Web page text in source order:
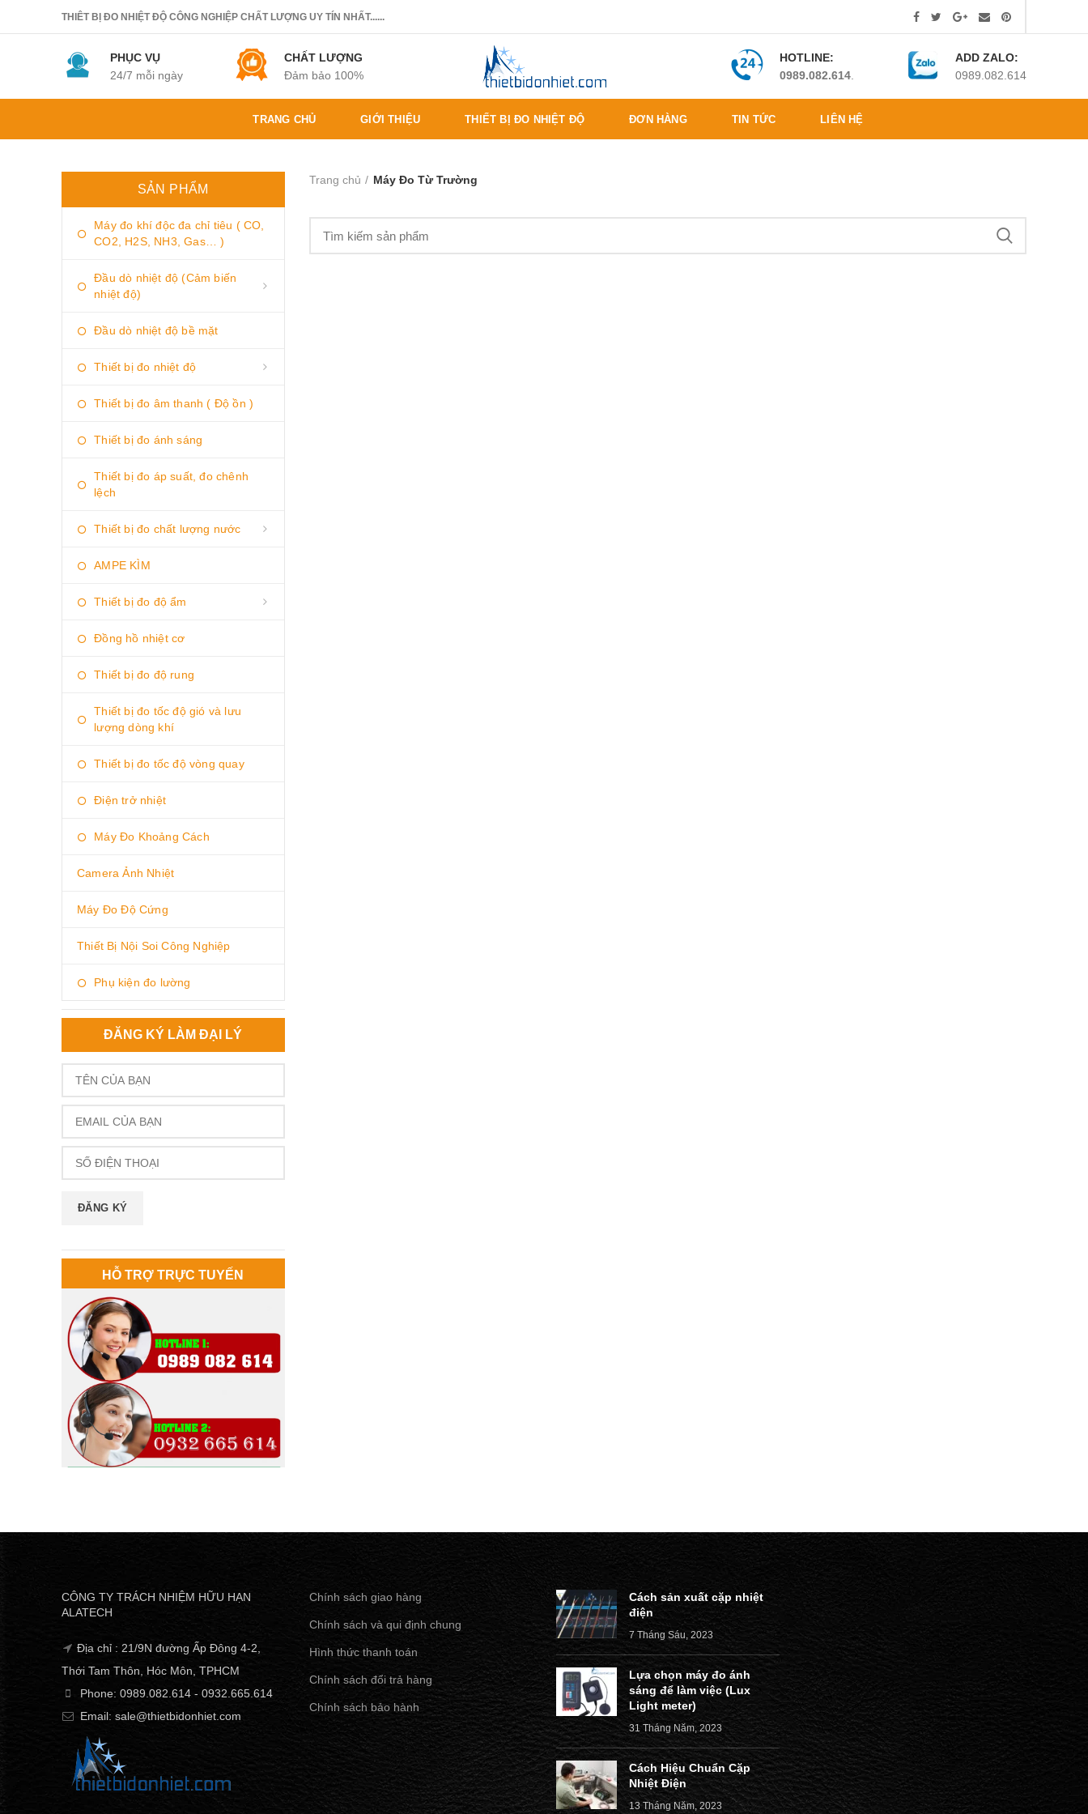
THIÊT BỊ ĐO NHIỆT ĐỘ CÔNG NGHIỆP CHẤT LƯỢNG UY TÍN NHẤT......
PHỤC VỤ
24/7 mỗi ngày
CHẤT LƯỢNG
Đảm bảo 100%
HOTLINE:
0989.082.614
ADD ZALO:
0989.082.614
TRANG CHỦ GIỚI THIỆU THIẾT BỊ ĐO NHIỆT ĐỘ ĐƠN HÀNG TIN TỨC LIÊN HỆ
Trang chủ Máy Đo Từ Trường
SẢN PHẨM
Máy đo khí độc đa chỉ tiêu ( CO,
CO2, H2S, NH3, Gas… )
Đầu dò nhiệt độ (Cảm biến
nhiệt độ)
Đầu dò nhiệt độ bề mặt
Thiết bị đo nhiệt độ
Thiết bị đo âm thanh ( Độ ồn )
Thiết bị đo ánh sáng
Thiết bị đo áp suất, đo chênh
lệch
Thiết bị đo chất lượng nước
AMPE KÌM
Thiết bị đo độ ẩm
Đồng hồ nhiệt cơ
Thiết bị đo độ rung
Thiết bị đo tốc độ gió và lưu
lượng dòng khí
Thiết bị đo tốc độ vòng quay
Điện trở nhiệt
Máy Đo Khoảng Cách
Camera Ảnh Nhiệt
Máy Đo Độ Cứng
Thiết Bị Nội Soi Công Nghiệp
Phụ kiện đo lường
ĐĂNG KÝ LÀM ĐẠI LÝ
HỖ TRỢ TRỰC TUYẾN
CÔNG TY TRÁCH NHIỆM HỮU HẠN
ALATECH
Địa chỉ : 21/9N đường Ấp Đông 4-2,
Thới Tam Thôn, Hóc Môn, TPHCM
Phone: 0989.082.614 - 0932.665.614
Email: sale@thietbidonhiet.com
Chính sách giao hàng
Chính sách và qui định chung
Hình thức thanh toán
Chính sách đổi trả hàng
Chính sách bảo hành
Cách sản xuất cặp nhiệt
điện
7 Tháng Sáu, 2023
Lựa chọn máy đo ánh
sáng để làm việc (Lux
Light meter)
31 Tháng Năm, 2023
Cách Hiệu Chuẩn Cặp
Nhiệt Điện
13 Tháng Năm, 2023